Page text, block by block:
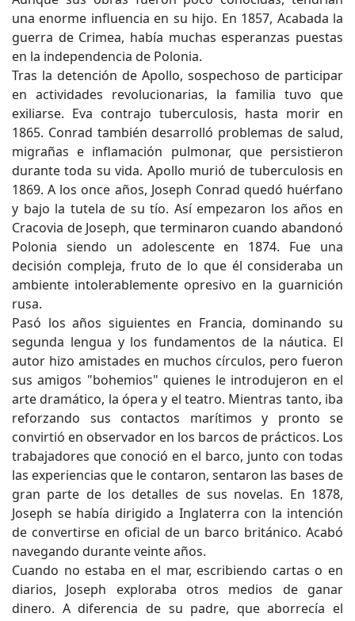
una enorme influencia en su hijo. En 1857, Acabada la
guerra de Crimea, había muchas esperanzas puestas
en la independencia de Polonia.
Tras la detención de Apollo, sospechoso de participar
en actividades revolucionarias, la familia tuvo que
exiliarse. Eva contrajo tuberculosis, hasta morir en
1865. Conrad también desarrolló problemas de salud,
migrañas e inflamación pulmonar, que persistieron
durante toda su vida. Apollo murió de tuberculosis en
1869. A los once años, Joseph Conrad quedó huérfano
y bajo la tutela de su tío. Así empezaron los años en
Cracovia de Joseph, que terminaron cuando abandonó
Polonia siendo un adolescente en 1874. Fue una
decisión compleja, fruto de lo que él consideraba un
ambiente intolerablemente opresivo en la guarnición
rusa.
Pasó los años siguientes en Francia, dominando su
segunda lengua y los fundamentos de la náutica. El
autor hizo amistades en muchos círculos, pero fueron
sus amigos "bohemios" quienes le introdujeron en el
arte dramático, la ópera y el teatro. Mientras tanto, iba
reforzando sus contactos marítimos y pronto se
convirtió en observador en los barcos de prácticos. Los
trabajadores que conoció en el barco, junto con todas
las experiencias que le contaron, sentaron las bases de
gran parte de los detalles de sus novelas. En 1878,
Joseph se había dirigido a Inglaterra con la intención
de convertirse en oficial de un barco británico. Acabó
navegando durante veinte años.
Cuando no estaba en el mar, escribiendo cartas o en
diarios, Joseph exploraba otros medios de ganar
dinero. A diferencia de su padre, que aborrecía el